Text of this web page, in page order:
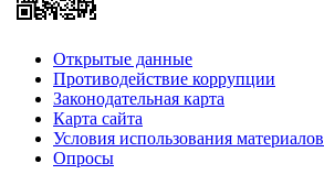
Открытые данные
Противодействие коррупции
Законодательная карта
Карта сайта
Условия использования материалов
Опросы